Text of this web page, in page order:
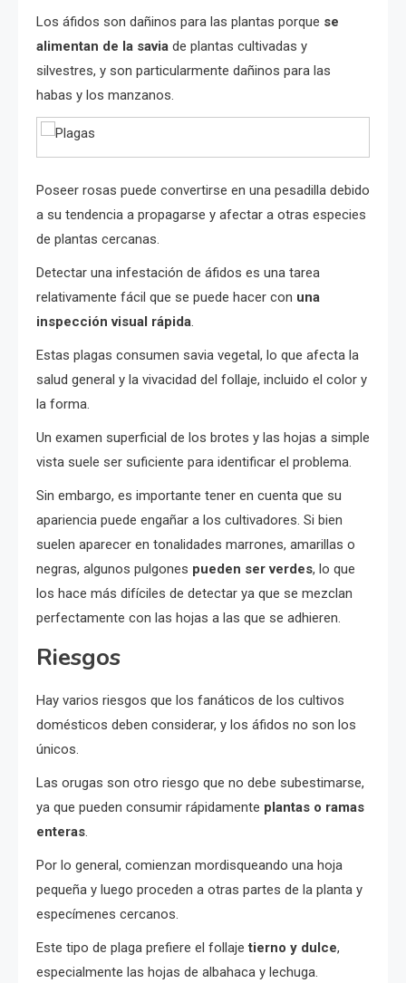
Los áfidos son dañinos para las plantas porque se
alimentan de la savia de plantas cultivadas y
silvestres, y son particularmente dañinos para las
habas y los manzanos.
Poseer rosas puede convertirse en una pesadilla debido
a su tendencia a propagarse y afectar a otras especies
de plantas cercanas.
Detectar una infestación de áfidos es una tarea
relativamente fácil que se puede hacer con una
inspección visual rápida.
Estas plagas consumen savia vegetal, lo que afecta la
salud general y la vivacidad del follaje, incluido el color y
la forma.
Un examen superficial de los brotes y las hojas a simple
vista suele ser suficiente para identificar el problema.
Sin embargo, es importante tener en cuenta que su
apariencia puede engañar a los cultivadores. Si bien
suelen aparecer en tonalidades marrones, amarillas o
negras, algunos pulgones pueden ser verdes, lo que
los hace más difíciles de detectar ya que se mezclan
perfectamente con las hojas a las que se adhieren.
Riesgos
Hay varios riesgos que los fanáticos de los cultivos
domésticos deben considerar, y los áfidos no son los
únicos.
Las orugas son otro riesgo que no debe subestimarse,
ya que pueden consumir rápidamente plantas o ramas
enteras.
Por lo general, comienzan mordisqueando una hoja
pequeña y luego proceden a otras partes de la planta y
especímenes cercanos.
Este tipo de plaga prefiere el follajetierno y dulce,
especialmente las hojas de albahaca y lechuga.